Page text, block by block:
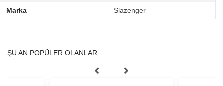
Marka Slazenger
ŞU AN POPÜLER OLANLAR